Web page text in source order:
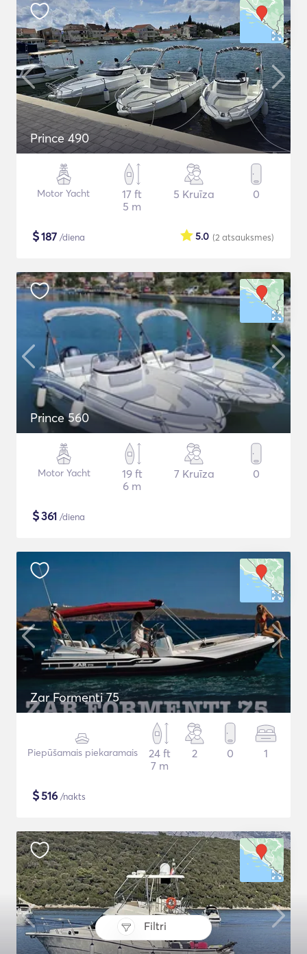
Filtri
Prince 490
Motor Yacht
17 ft
5 m
5 Kruīza 0
$187 /diena (2 atsauksmes)
5.0
Prince 560
Motor Yacht
19 ft
6 m
7 Kruīza 0
$361 /diena
Zar Formenti 75
Piepūšamais piekaramais
24 ft
7 m
2 0 1
$516 /nakts